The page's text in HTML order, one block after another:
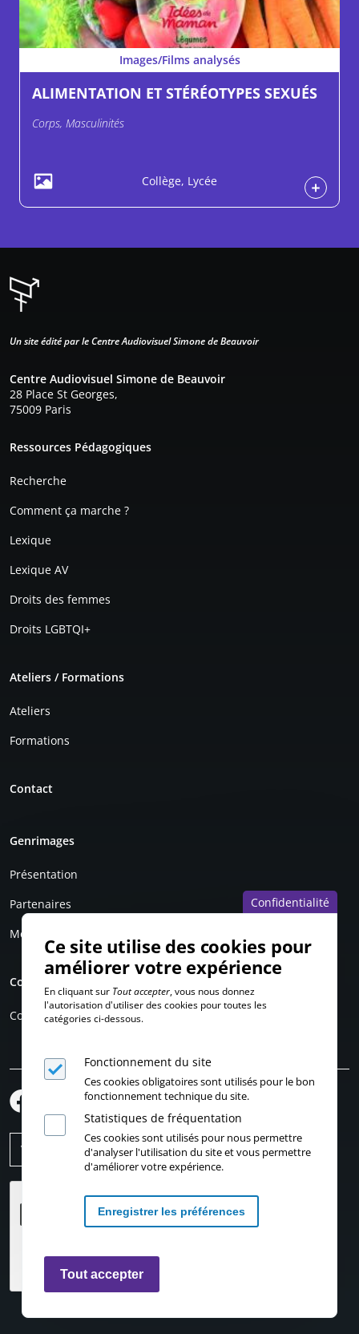
Images/Films analysés
ALIMENTATION ET STÉRÉOTYPES SEXUÉS
Corps, Masculinités
Collège, Lycée
Un site édité par le Centre Audiovisuel Simone de Beauvoir
Centre Audiovisuel Simone de Beauvoir
28 Place St Georges,
75009 Paris
Ressources Pédagogiques
Recherche
Comment ça marche ?
Lexique
Lexique AV
Droits des femmes
Droits LGBTQI+
Ateliers / Formations
Ateliers
Formations
Contact
Genrimages
Présentation
Partenaires
Mentions légales
Compte personnel
Connexion
Confidentialité
Ce site utilise des cookies pour
améliorer votre expérience
En cliquant sur Tout accepter, vous nous donnez
l'autorisation d'utiliser des cookies pour toutes les
catégories ci-dessous.
Fonctionnement du site
Ces cookies obligatoires sont utilisés pour le bon
fonctionnement technique du site.
Statistiques de fréquentation
Ces cookies sont utilisés pour nous permettre
d'analyser l'utilisation du site et vous permettre
d'améliorer votre expérience.
Enregistrer les préférences
Tout accepter